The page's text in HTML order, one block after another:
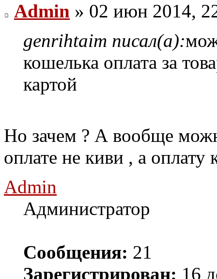
Admin » 02 июн 2014,
genrihtaim писал(а):
кошелька оплата за
картой
Но зачем ? А вообще
оплате не киви , а оплату
Admin
Администратор
Сообщения: 21
Зарегистрирован: 16